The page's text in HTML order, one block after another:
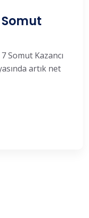
Somut Kazancı
artık net